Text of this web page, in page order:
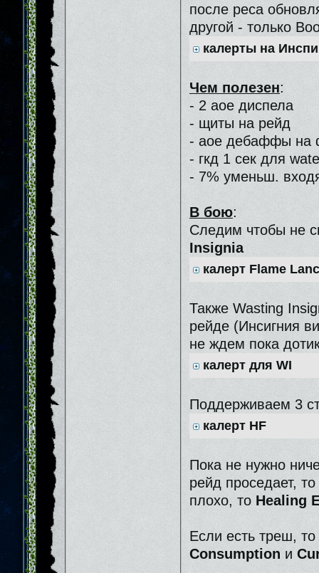
после реса
другой - только
калерты на
Чем полезен:
- 2 аое диспела
- щиты на рейд
- аое дебаффы на
- гкд 1 сек для
- 7% уменьш.
В бою:
Следим чтобы не
Insignia
калерт Flame
Также Wasting
рейде (Инсигния
не ждем пока
калерт для WI
Поддерживаем 3
калерт HF
Пока не нужно
рейд проседает,
плохо, то Healing
Если есть треш,
Consumption и